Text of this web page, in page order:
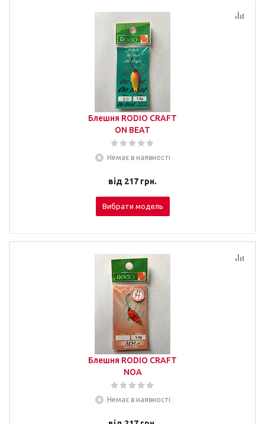
Блешня RODIO CRAFT
ON BEAT
Немає в наявності
від 217 грн.
Вибрати модель
Блешня RODIO CRAFT
NOA
Немає в наявності